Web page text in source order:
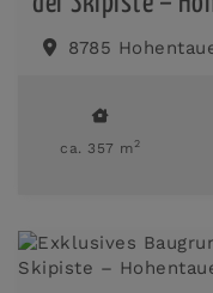
8785
ca. 357 m2